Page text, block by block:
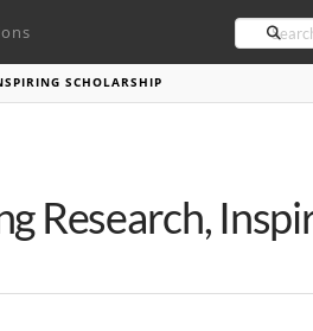
Search
SCHOLARSHIP
Research,